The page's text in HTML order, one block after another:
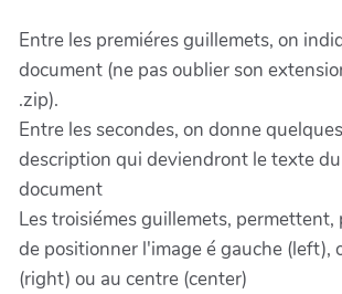
Entre les premiéres guillemets, on
document (ne pas oublier son
.zip).
Entre les secondes, on donne
description qui deviendront le texte
document
Les troisiémes guillemets, permettent,
de positionner l'image é gauche (left),
(right) ou au centre (center)